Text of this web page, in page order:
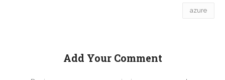
azure
Add Your Comment